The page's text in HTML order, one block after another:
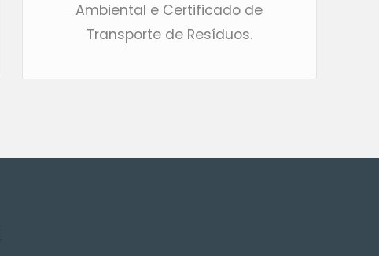
Ambiental e Certificado de
Transporte de Resíduos.